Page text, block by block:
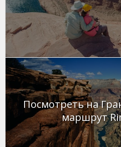
Посмотреть на
маршрут